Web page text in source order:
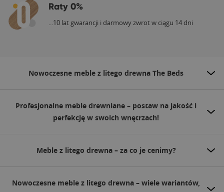
Raty 0%
...10 lat gwarancji i darmowy zwrot w ciągu 14 dni
Nowoczesne meble z litego drewna The Beds
Profesjonalne meble drewniane – postaw na jakość i
perfekcję w swoich wnętrzach!
Meble z litego drewna – za co je cenimy?
Nowoczesne meble z litego drewna – wiele wariantów,